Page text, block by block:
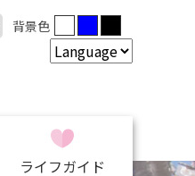
背景色
ライフガイド